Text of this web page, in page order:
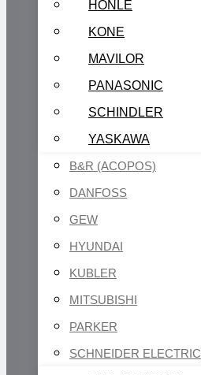
HONLE
KONE
MAVILOR
PANASONIC
SCHINDLER
YASKAWA
B&R (ACOPOS)
DANFOSS
GEW
HYUNDAI
KUBLER
MITSUBISHI
PARKER
SCHNEIDER ELECTRIC